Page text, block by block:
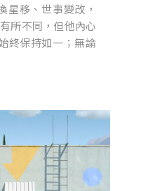
移、世事變改，
所不同，但他內心
終保持如一；無論